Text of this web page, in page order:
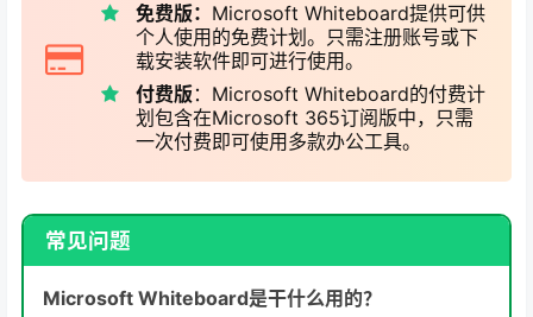
免费版： Microsoft Whiteboard提供可供
个人使用的免费计划。只需注册账号或下
载安装软件即可进行使用。
付费版：Microsoft Whiteboard的付费计
划包含在Microsoft 365订阅版中，只需
一次付费即可使用多款办公工具。
常见问题
Microsoft Whiteboard是干什么用的？